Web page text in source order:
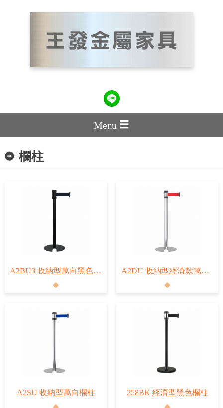
Menu
欄柱
A2BU3 收納型萬向黑色欄柱 A2DU 收納型經濟款萬向欄柱
A2SU 收納型萬向欄柱 258BK 經濟型黑色欄柱